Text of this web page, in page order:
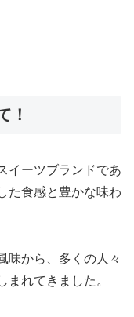
！
イーツブランドであ
た食感と豊かな味わ
味から、多くの人々
まれてきました。